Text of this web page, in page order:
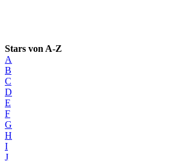
Stars von A-Z
A
B
C
D
E
F
G
H
I
J